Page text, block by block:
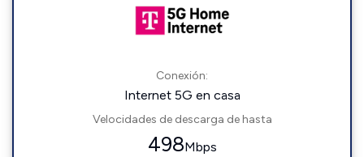
Conexión:
Internet 5G en casa
Velocidades de descarga de hasta
498Mbps